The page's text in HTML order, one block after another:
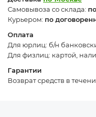
Самовывоза со склада:
Курьером: по
Оплата
Для юрлиц: б/н
Для физлиц: картой,
Гарантии
Возврат средств в